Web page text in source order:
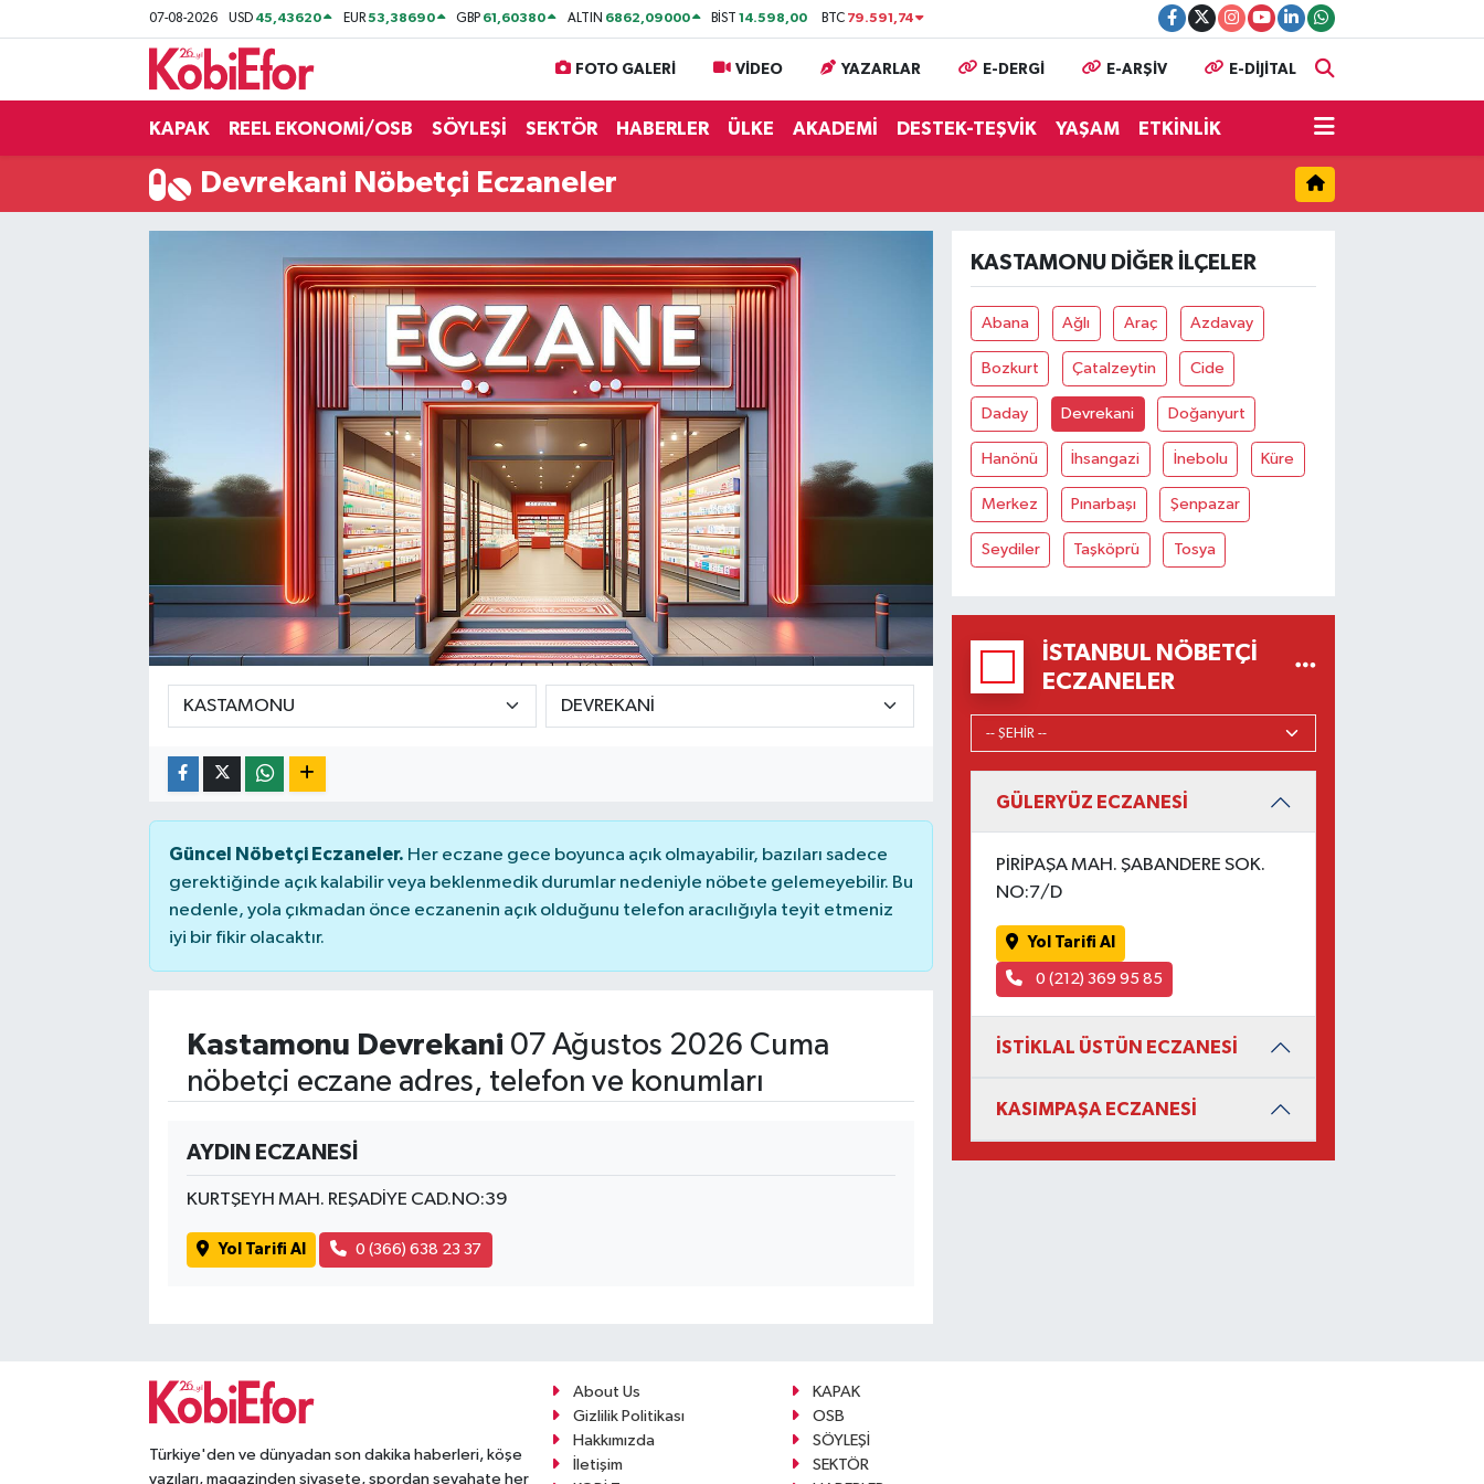
07-08-2026 USD 45,43620 EUR53,38690 GBP 61,60380 ALTIN 6862,09000 BİST14.598,00 BTC 79.591,74
FOTO GALERİ VİDEO YAZARLAR E-DERGİ E-ARŞİV E-DİJİTAL
KAPAK REEL EKONOMİ/OSB SÖYLEŞİ SEKTÖR HABERLER ÜLKE AKADEMİ DESTEK-TEŞVİK YAŞAM ETKİNLİK
Devrekani Nöbetçi Eczaneler
Güncel Nöbetçi Eczaneler. Her eczane gece boyunca açık olmayabilir, bazıları sadece
gerektiğinde açık kalabilir veya beklenmedik durumlar nedeniyle nöbete gelemeyebilir. Bu
nedenle, yola çıkmadan önce eczanenin açık olduğunu telefon aracılığıyla teyit etmeniz
iyi bir fikir olacaktır.
Kastamonu Devrekani 07 Ağustos 2026 Cuma
nöbetçi eczane adres, telefon ve konumları
AYDIN ECZANESİ
KURTŞEYH MAH. REŞADİYE CAD.NO:39
Yol Tarifi Al 0 (366) 638 23 37
KASTAMONU DIĞER İLÇELER
Abana Ağlı Araç Azdavay
Bozkurt Çatalzeytin Cide
Daday Devrekani Doğanyurt
Hanönü İhsangazi İnebolu Küre
Merkez Pınarbaşı Şenpazar
Seydiler Taşköprü Tosya
İSTANBUL NÖBETÇI
ECZANELER
GÜLERYÜZ ECZANESİ
PİRİPAŞA MAH. ŞABANDERE SOK.
NO:7/D
Yol Tarifi Al
0 (212) 369 95 85
İSTİKLAL ÜSTÜN ECZANESİ
KASIMPAŞA ECZANESİ
Türkiye'den ve dünyadan son dakika haberleri, köşe
yazıları, magazinden siyasete, spordan seyahate her
About Us
KAPAK
Gizlilik Politikası
OSB
Hakkımızda
SÖYLEŞİ
İletişim
SEKTÖR
BİLİŞİM PANO
DESTEK-TEŞVİK
ŞİRKET PANO